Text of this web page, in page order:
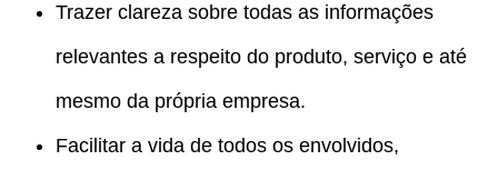
Trazer clareza sobre todas as informações
relevantes a respeito do produto, serviço e até
mesmo da própria empresa.
Facilitar a vida de todos os envolvidos,